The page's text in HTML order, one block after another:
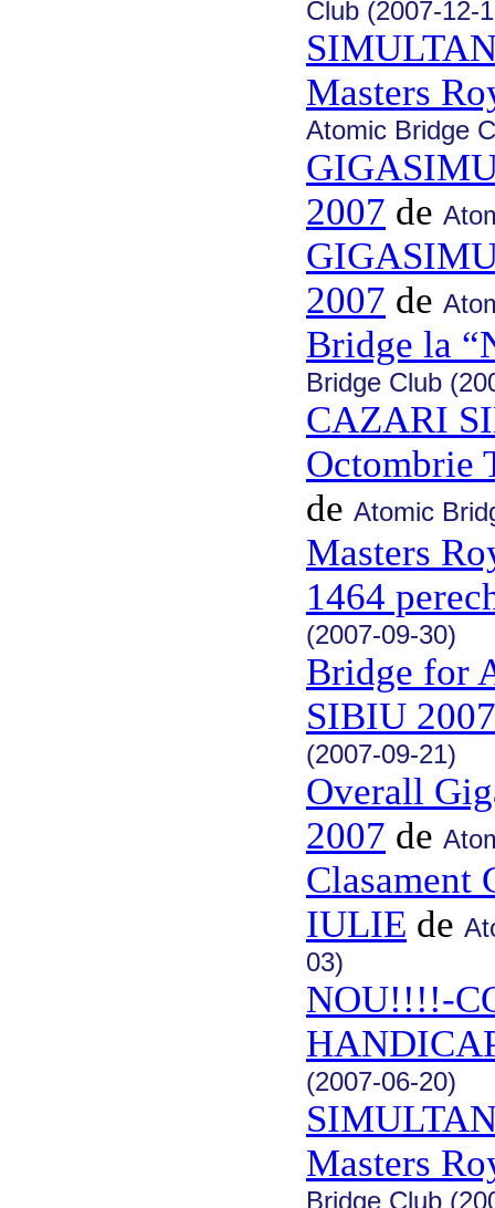
Club (2007-12-
Masters
Atomic Bridge
2007 de
2007 de
Bridge la
Bridge Club
CAZARI
Octombrie
de Atomic
Masters
1464
(2007-09-30)
Bridge for
SIBIU 2007
(2007-09-21)
Overall
2007 de
Clasament
IULIE de
03)
NOU!!!!-
(2007-06-20)
Masters
Bridge Club